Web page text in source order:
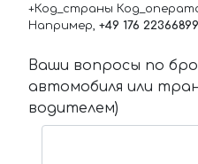
+Код_страны
Например, +49 176 22366899
Ваши вопросы по
автомобиля или
водителем)